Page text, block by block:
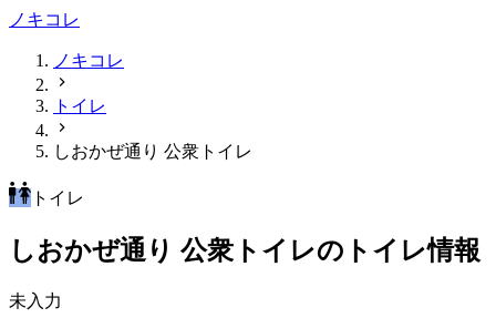
ノキコレ
ノキコレ
トイレ
しおかぜ通り 公衆トイレ
トイレ
しおかぜ通り 公衆トイレのトイレ情報
未入力